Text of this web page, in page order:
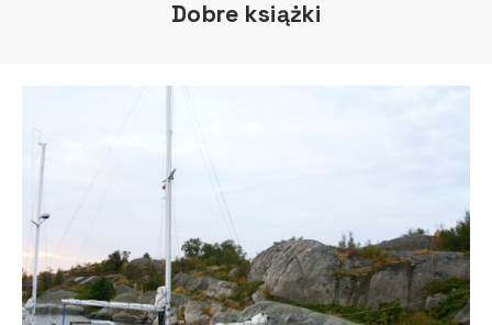
Dobre książki